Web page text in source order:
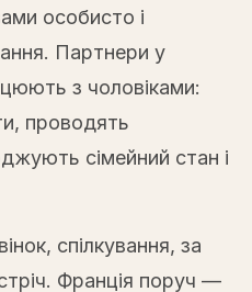
особисто і
Партнери у
з чоловіками:
проводять
сімейний стан і
спілкування, за
Франція поруч —